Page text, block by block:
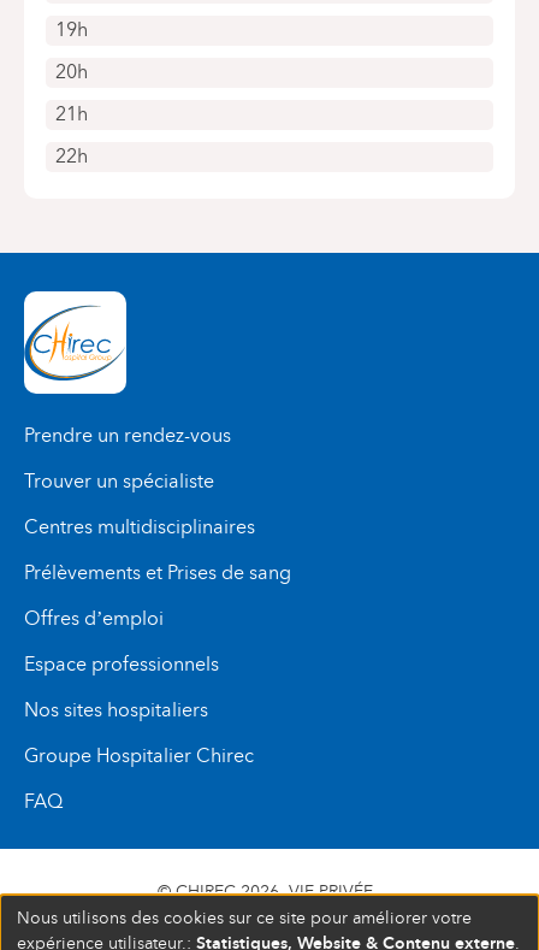
19h
20h
21h
22h
Prendre un rendez-vous
Trouver un spécialiste
Centres multidisciplinaires
Prélèvements et Prises de sang
Offres d’emploi
Espace professionnels
Nos sites hospitaliers
Groupe Hospitalier Chirec
FAQ
© CHIREC 2026 VIE PRIVÉE
SIÈGE SOCIAL BOULEVARD DU TRIOMPHE 201 1160
Nous utilisons des cookies sur ce site pour améliorer votre
expérience utilisateur.: Statistiques, Website & Contenu externe.